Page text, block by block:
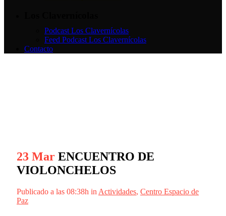
Podcast Los Clavernícolas
Feed Podcast Los Clavernícolas
Contacto
VIOLONCHELOS
23 Mar ENCUENTRO DE
VIOLONCHELOS
Publicado a las 08:38h in Actividades, Centro Espacio de
Paz